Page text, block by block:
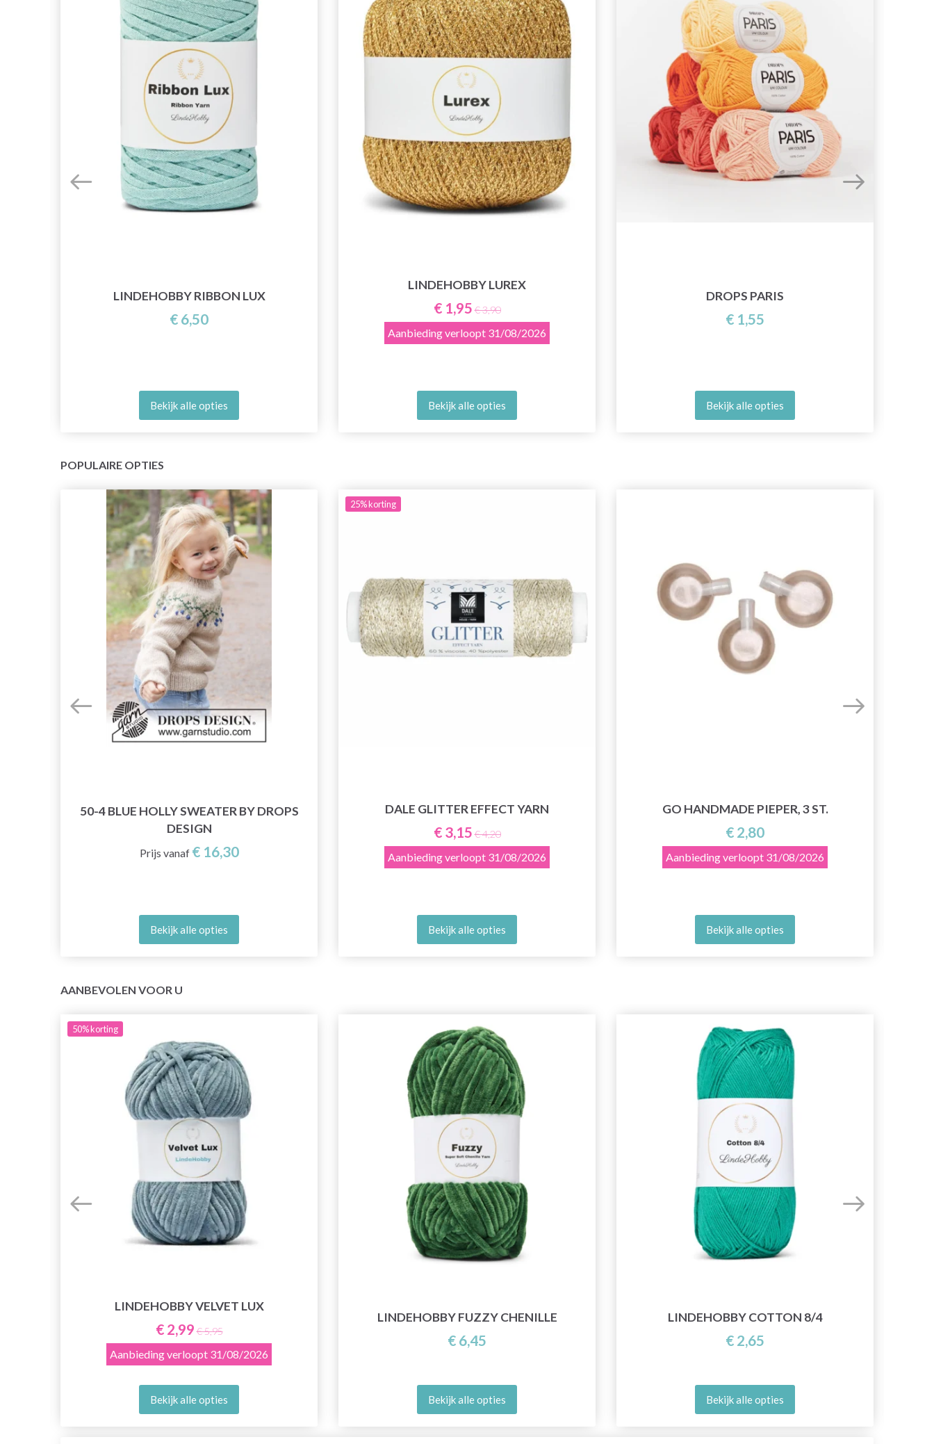
LINDEHOBBY RIBBON LUX
€ 6,50
Bekijk alle opties
LINDEHOBBY LUREX
€ 1,95 € 3,90
Aanbieding verloopt 31/08/2026
Bekijk alle opties
DROPS PARIS
€ 1,55
Bekijk alle opties
POPULAIRE OPTIES
50-4 BLUE HOLLY SWEATER BY DROPS
DESIGN
Prijs vanaf € 16,30
Bekijk alle opties
25%korting
DALE GLITTER EFFECT YARN
€ 3,15 € 4,20
Aanbieding verloopt 31/08/2026
Bekijk alle opties
GO HANDMADE PIEPER, 3 ST.
€ 2,80
Aanbieding verloopt 31/08/2026
Bekijk alle opties
AANBEVOLEN VOOR U
50%korting
LINDEHOBBY VELVET LUX
€ 2,99 € 5,95
Aanbieding verloopt 31/08/2026
Bekijk alle opties
LINDEHOBBY FUZZY CHENILLE
€ 6,45
Bekijk alle opties
LINDEHOBBY COTTON 8/4
€ 2,65
Bekijk alle opties